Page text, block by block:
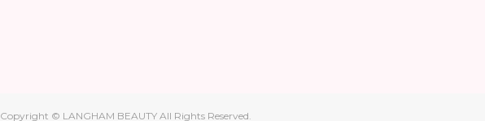
Copyright © LANGHAM BEAUTY All Rights Reserved.